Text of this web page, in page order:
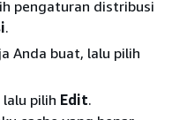
pengaturan distribusi
.
Anda buat, lalu pilih
pilih Edit.